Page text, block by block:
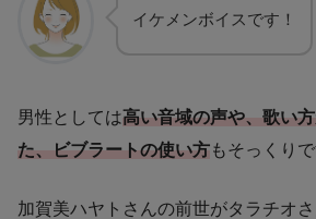
イケメンボイスです！
男性としては高い音域の声や、歌い
た、ビブラートの使い方もそっくりで
加賀美ハヤトさんの前世がタラチオ